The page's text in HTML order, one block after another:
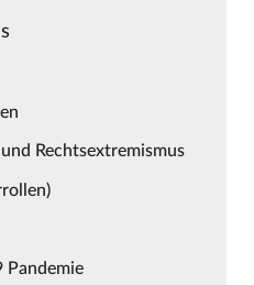
Rechtsextremismus
Pandemie